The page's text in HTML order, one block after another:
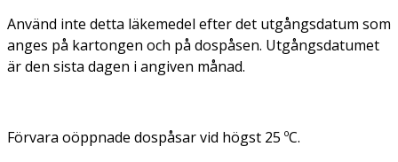
Använd inte detta läkemedel efter det utgångsdatum som
anges på kartongen och på dospåsen. Utgångsdatumet
är den sista dagen i angiven månad.
Förvara oöppnade dospåsar vid högst 25 ºC.